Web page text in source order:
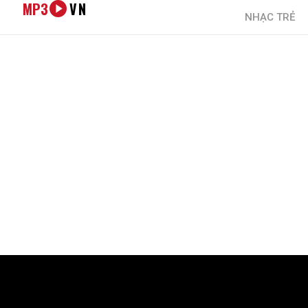
MP3 VN NHẠC TRẺ